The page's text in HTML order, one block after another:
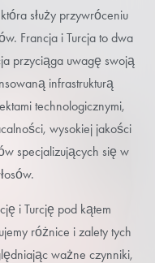
służy przywróceniu
Francja i Turcja to dwa
przyciąga uwagę swoją
infrastrukturą
technologicznymi,
wysokiej jakości
specjalizujących się w
i Turcję pod kątem
różnice i zalety tych
ważne czynniki,